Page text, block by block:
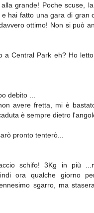
grande! Poche scuse,
hai fatto una gara di gran
ottimo! Non si può
a Central Park eh? Ho
debito ...
avere fretta, mi è
è sempre dietro
pronto tenterò...
schifo! 3Kg in più
ora qualche giorno
sgarro, ma